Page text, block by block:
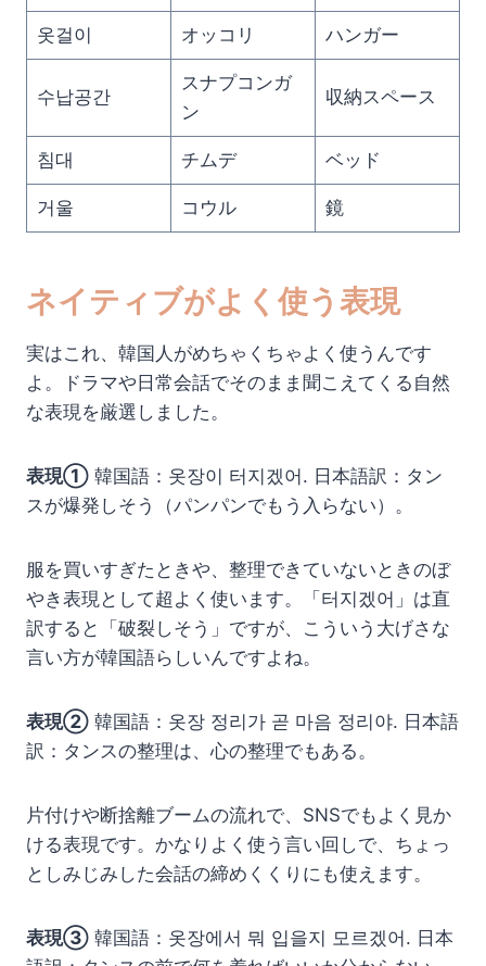
옷걸이 オッコリ ハンガー
수납공간
スナプコンガ
ン
収納スペース
침대 チムデ ベッド
거울 コウル 鏡
ネイティブがよく使う表現
実はこれ、韓国人がめちゃくちゃよく使うんです
よ。ドラマや日常会話でそのまま聞こえてくる自然
な表現を厳選しました。
表現① 韓国語：옷장이 터지겠어. 日本語訳：タン
スが爆発しそう（パンパンでもう入らない）。
服を買いすぎたときや、整理できていないときのぼ
やき表現として超よく使います。「터지겠어」は直
訳すると「破裂しそう」ですが、こういう大げさな
言い方が韓国語らしいんですよね。
表現② 韓国語：옷장 정리가 곧 마음 정리야. 日本語
訳：タンスの整理は、心の整理でもある。
片付けや断捨離ブームの流れで、SNSでもよく見か
ける表現です。かなりよく使う言い回しで、ちょっ
としみじみした会話の締めくくりにも使えます。
表現③ 韓国語：옷장에서 뭐 입을지 모르겠어. 日本